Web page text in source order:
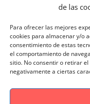
de las
Para ofrecer las mejores
cookies para almacenar y/o
consentimiento de estas
el comportamiento de
sitio. No consentir o retirar
negativamente a ciertas